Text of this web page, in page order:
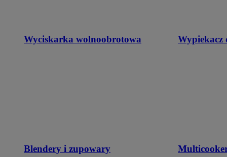
Wyciskarka wolnoobrotowa Wypiekacz
Blendery i zupowary